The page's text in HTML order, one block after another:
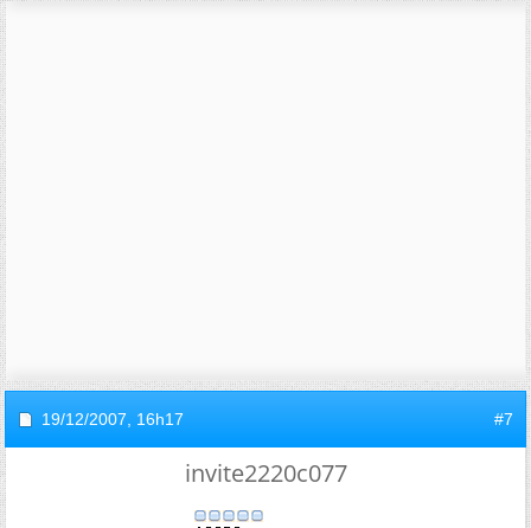
19/12/2007, 16h17 #7
invite2220c077